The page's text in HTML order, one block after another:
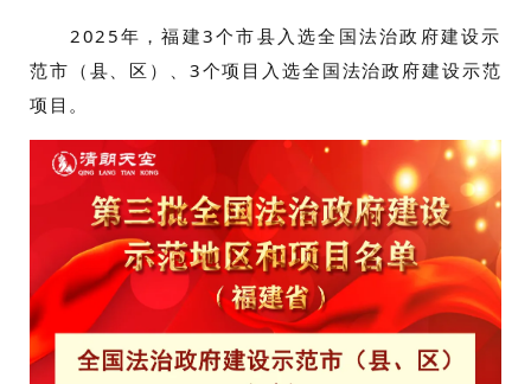
2025年，福建3个市县入选全国法治政府建设示
范市（县、区）、3个项目入选全国法治政府建设示范
项目。